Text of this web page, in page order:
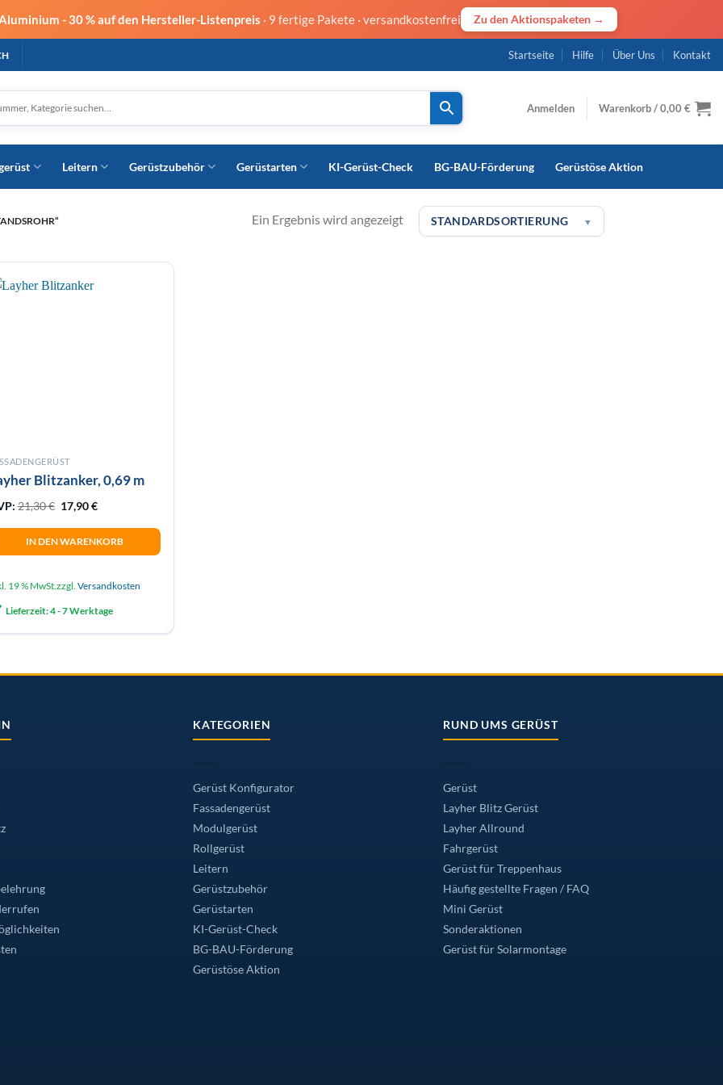
-30 % auf den Hersteller-Listenpreis · 9 fertige Pakete · versandkostenfrei Zu den Aktionspaketen →
Startseite Hilfe Über Uns Kontakt
Anmelden Warenkorb /0,00€
Leitern Gerüstzubehör Gerüstarten KI-Gerüst-Check BG-BAU-Förderung Gerüstöse Aktion
Ein Ergebnis wird angezeigt STANDARDSORTIERUNG ▼
Blitzanker, 0,69 m
21,30€ Ursprünglicher Preis war: 21,30 €
17,90€Aktueller Preis ist: 17,90 €.
IN DEN WARENKORB
19 % MwSt. zzgl. Versandkosten
Lieferzeit:4 - 7 Werktage
KATEGORIEN
Gerüst Konfigurator
Fassadengerüst
Modulgerüst
Rollgerüst
Leitern
Gerüstzubehör
Gerüstarten
KI-Gerüst-Check
BG-BAU-Förderung
Gerüstöse Aktion
RUND UMS GERÜST
Gerüst
Layher Blitz Gerüst
Layher Allround
Fahrgerüst
Gerüst für Treppenhaus
Häufig gestellte Fragen / FAQ
Mini Gerüst
Sonderaktionen
Gerüst für Solarmontage